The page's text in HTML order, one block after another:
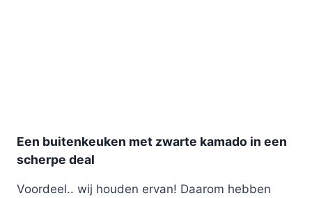
Een buitenkeuken met zwarte kamado in een
scherpe deal
Voordeel.. wij houden ervan! Daarom hebben